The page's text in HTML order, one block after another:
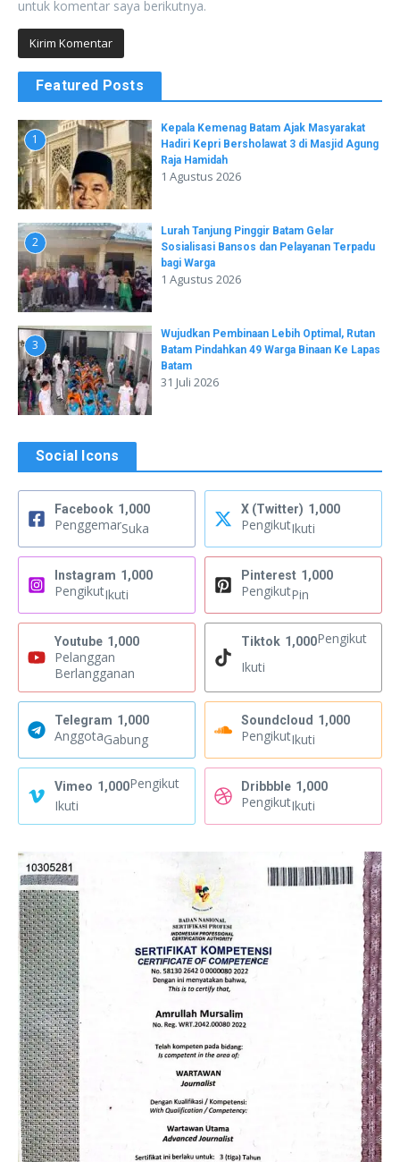
untuk komentar saya berikutnya.
Featured Posts
1
Kepala Kemenag Batam Ajak Masyarakat
Hadiri Kepri Bersholawat 3 di Masjid Agung
Raja Hamidah
1 Agustus 2026
2
Lurah Tanjung Pinggir Batam Gelar
Sosialisasi Bansos dan Pelayanan Terpadu
bagi Warga
1 Agustus 2026
3
Wujudkan Pembinaan Lebih Optimal, Rutan
Batam Pindahkan 49 Warga Binaan Ke Lapas
Batam
31 Juli 2026
Social Icons
Facebook 1,000
PenggemarSuka
X (Twitter) 1,000
PengikutIkuti
Instagram 1,000
PengikutIkuti
Pinterest 1,000
PengikutPin
Youtube 1,000
Pelanggan
Berlangganan
Tiktok 1,000Pengikut
Ikuti
Telegram 1,000
AnggotaGabung
Soundcloud 1,000
PengikutIkuti
Vimeo 1,000Pengikut
Ikuti
Dribbble 1,000
PengikutIkuti